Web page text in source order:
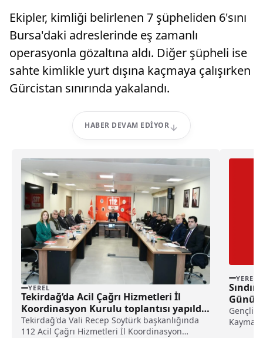
Ekipler, kimliği belirlenen 7 şüpheliden 6'sını
Bursa'daki adreslerinde eş zamanlı
operasyonla gözaltına aldı. Diğer şüpheli ise
sahte kimlikle yurt dışına kaçmaya çalışırken
Gürcistan sınırında yakalandı.
HABER DEVAM EDIYOR
YEREL
Tekirdağ’da Acil Çağrı Hizmetleri İl
Koordinasyon Kurulu toplantısı yapıldı
haberi
Tekirdağ'da Vali Recep Soytürk başkanlığında
112 Acil Çağrı Hizmetleri İl Koordinasyon
YEREL
Günü
Gençlik